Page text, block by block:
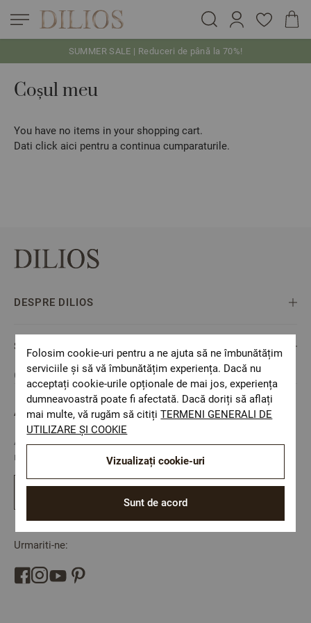
SUMMER SALE | Reduceri de până la 70%!
Coșul meu
You have no items in your shopping cart.
Dati click aici pentru a continua cumparaturile.
DESPRE DILIOS
SERVICIU CLIENȚI
Cookie consent
ABONARE LA NEWSLETTER
Abonati-va la newsletter si fiti primul care afla despre
reducerile si noutatile in Dilios
Urmariti-ne:
Folosim cookie-uri pentru a ne ajuta să ne îmbunătățim
serviciile și să vă îmbunătățim experiența. Dacă nu
acceptați cookie-urile opționale de mai jos, experiența
dumneavoastră poate fi afectată. Dacă doriți să aflați
mai multe, vă rugăm să citițiTERMENI GENERALI DE
UTILIZARE ȘI COOKIE
Sunt de acord
Vizualizați cookie-uri